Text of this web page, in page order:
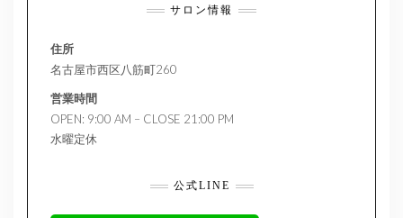
サロン情報
住所
名古屋市西区八筋町260
営業時間
OPEN: 9:00 AM – CLOSE 21:00 PM
水曜定休
公式LINE